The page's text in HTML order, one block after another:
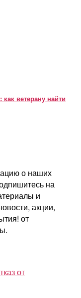
ветерану найти
о наших
на
и
акции,
от
от